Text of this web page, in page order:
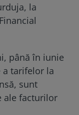
la
până în iunie
a tarifelor la
sunt
ale facturilor